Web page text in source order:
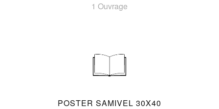
1 Ouvrage
POSTER SAMIVEL 30X40